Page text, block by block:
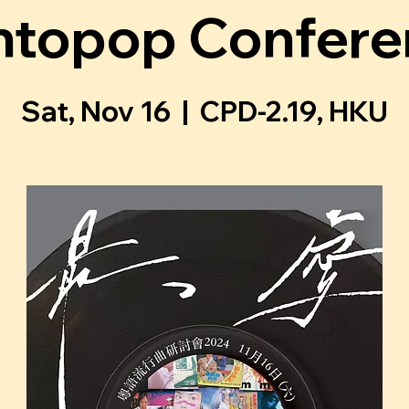
Sat, Nov 16
  |
CPD-2.19, HKU